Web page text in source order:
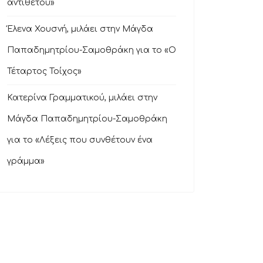
αντιθέτου»
Έλενα Χουσνή, μιλάει στην Μάγδα
Παπαδημητρίου-Σαμοθράκη για το «Ο
Τέταρτος Τοίχος»
Κατερίνα Γραμματικού, μιλάει στην
Μάγδα Παπαδημητρίου-Σαμοθράκη
για το «Λέξεις που συνθέτουν ένα
γράμμα»